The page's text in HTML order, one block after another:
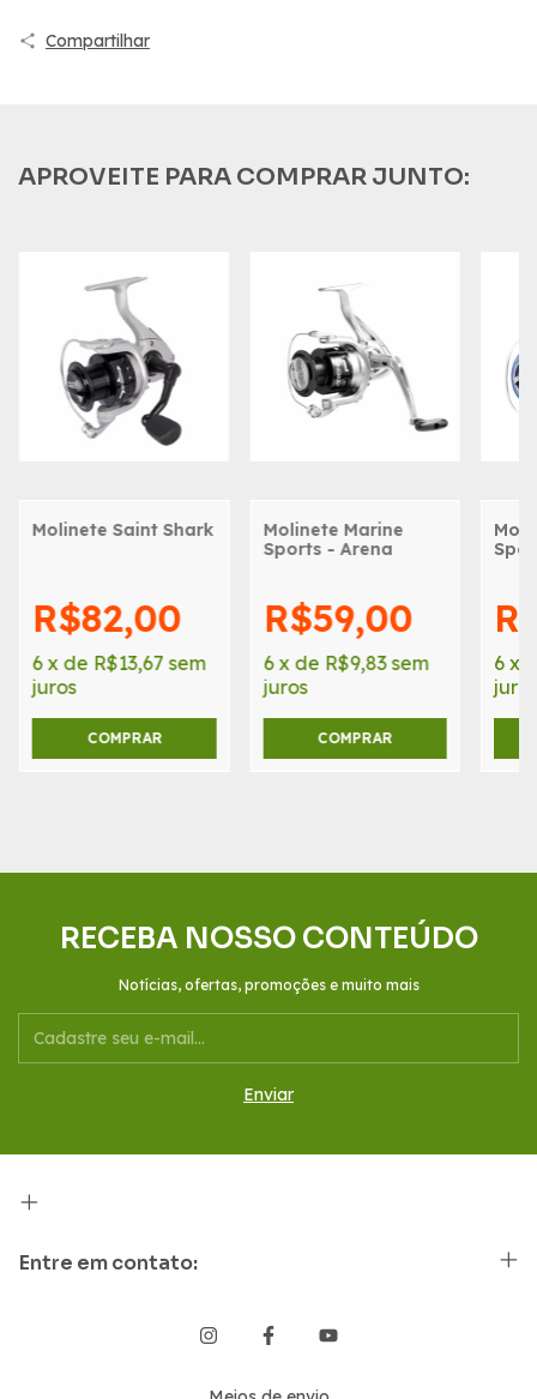
Compartilhar
APROVEITE PARA COMPRAR JUNTO:
Molinete Saint Shark
R$82,00
6 x de R$13,67 sem
juros
COMPRAR
Molinete Marine
Sports - Arena
R$59,00
6 x de R$9,83 sem
juros
COMPRAR
6 x
juros
RECEBA NOSSO CONTEÚDO
Notícias, ofertas, promoções e muito mais
Entre em contato: